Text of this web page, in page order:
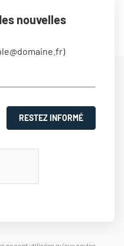
nouvelles
)
RESTEZ INFORMÉ